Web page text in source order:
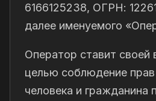
6166125238, ОГРН:
далее именуемого
Оператор ставит своей
целью соблюдение
человека и гражданина